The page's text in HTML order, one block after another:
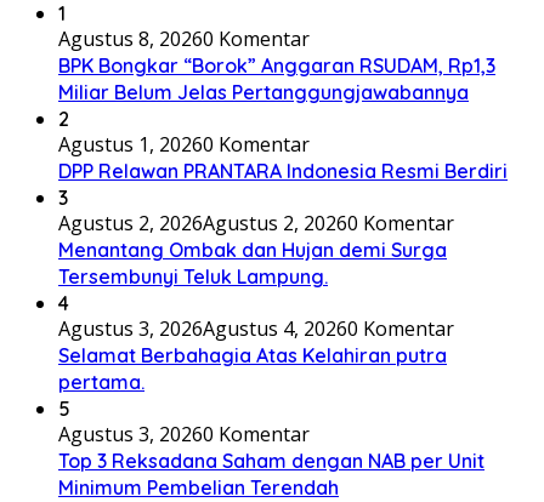
1
Agustus 8, 20260 Komentar
BPK Bongkar “Borok” Anggaran RSUDAM, Rp1,3
Miliar Belum Jelas Pertanggungjawabannya
2
Agustus 1, 20260 Komentar
DPP Relawan PRANTARA Indonesia Resmi Berdiri
3
Agustus 2, 2026Agustus 2, 20260 Komentar
Menantang Ombak dan Hujan demi Surga
Tersembunyi Teluk Lampung.
4
Agustus 3, 2026Agustus 4, 20260 Komentar
Selamat Berbahagia Atas Kelahiran putra
pertama.
5
Agustus 3, 20260 Komentar
Top 3 Reksadana Saham dengan NAB per Unit
Minimum Pembelian Terendah